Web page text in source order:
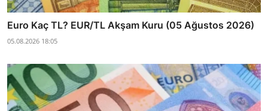
Euro Kaç TL? EUR/TL Akşam Kuru (05 Ağustos 2026)
05.08.2026 18:05